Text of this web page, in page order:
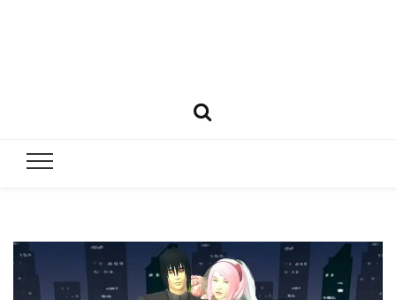
Todo lo que necesitas saber para casarte